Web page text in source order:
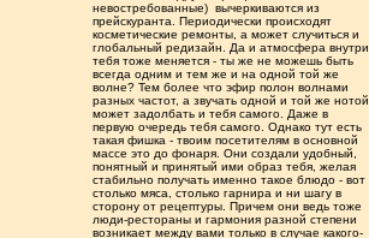
невостребованные) вычеркиваются из
прейскуранта. Периодически происходят
косметические ремонты, а может случиться и
глобальный редизайн. Да и атмосфера внутри
тебя тоже меняется - ты же не можешь быть
всегда одним и тем же и на одной той же
волне? Тем более что эфир полон волнами
разных частот, а звучать одной и той же нотой
может задолбать и тебя самого. Даже в
первую очередь тебя самого. Однако тут есть
такая фишка - твоим посетителям в основной
массе это до фонаря. Они создали удобный,
понятный и принятый ими образ тебя, желая
стабильно получать именно такое блюдо - вот
столько мяса, столько гарнира и ни шагу в
сторону от рецептуры. Причем они ведь тоже
люди-рестораны и гармония разной степени
возникает между вами только в случае какого-